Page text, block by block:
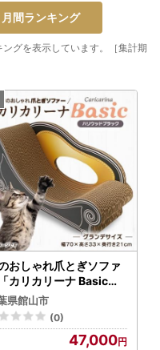
月間ランキング
グを表示しています。［集計期
おしゃれ爪とぎソファ
カリカリーナ Basic」
ウッドブラック グラ
サイズ【1370885】
県館山市
(0)
47,000